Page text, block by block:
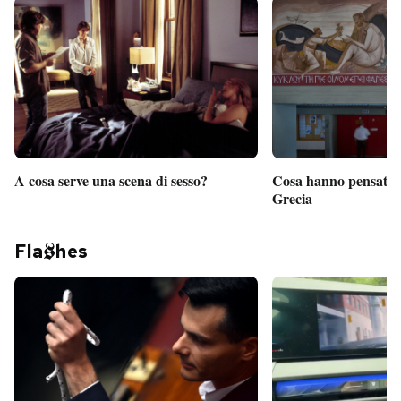
A cosa serve una scena di sesso?
Cosa hanno pensato
Grecia
Fla hes